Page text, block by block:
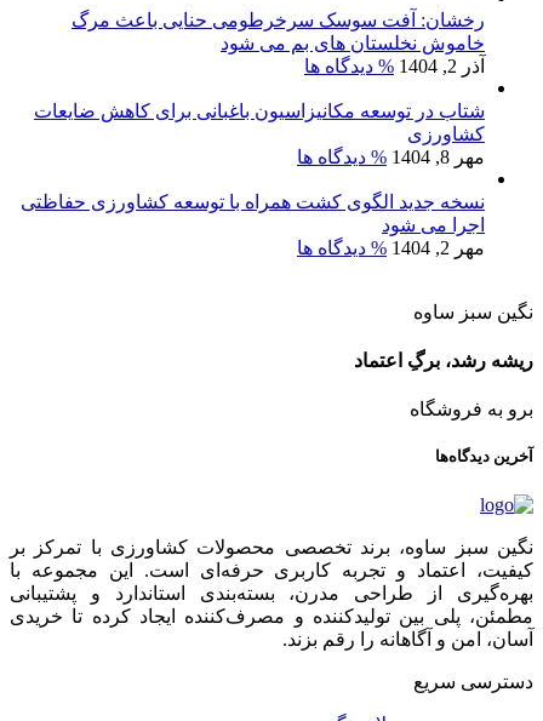
رخشان: آفت سوسک سرخرطومی حنایی باعث مرگ
خاموش نخلستان های بم می شود
آذر 2, 1404
% دیدگاه ها
شتاب در توسعه مکانیزاسیون باغبانی برای کاهش ضایعات
کشاورزی
مهر 8, 1404
% دیدگاه ها
نسخه جدید الگوی کشت همراه با توسعه کشاورزی حفاظتی
اجرا می شود
مهر 2, 1404
% دیدگاه ها
نگین سبز ساوه
ریشه رشد، برگِ اعتماد
برو به فروشگاه
آخرین دیدگاه‌ها
نگین سبز ساوه، برند تخصصی محصولات کشاورزی با تمرکز بر
کیفیت، اعتماد و تجربه کاربری حرفه‌ای است. این مجموعه با
بهره‌گیری از طراحی مدرن، بسته‌بندی استاندارد و پشتیبانی
مطمئن، پلی بین تولیدکننده و مصرف‌کننده ایجاد کرده تا خریدی
آسان، امن و آگاهانه را رقم بزند.
دسترسی سریع